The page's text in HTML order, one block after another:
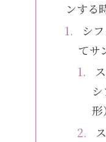
ンする
シ
てサ
形